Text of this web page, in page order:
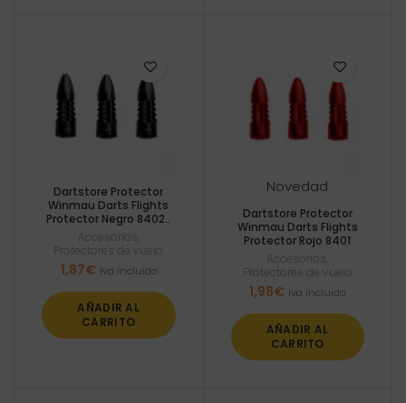
Dartstore Protector
Winmau Darts Flights
Protector Negro 8402..
Accesorios
Protectores de vuelo
1,87€ Iva incluido
AÑADIR AL
CARRITO
Novedad
Dartstore Protector
Winmau Darts Flights
Protector Rojo 8401
Accesorios
Protectores de vuelo
1,98€ Iva incluido
AÑADIR AL
CARRITO